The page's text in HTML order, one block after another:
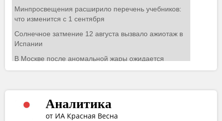
Аналитика
от ИА Красная Весна